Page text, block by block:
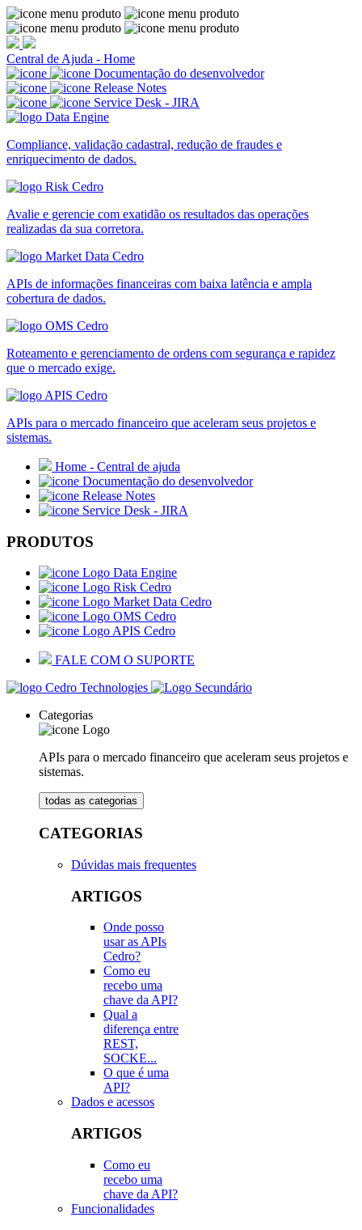
Central de Ajuda - Home
Documentação do desenvolvedor
Release Notes
Service Desk - JIRA
Compliance, validação cadastral, redução de fraudes e
enriquecimento de dados.
Avalie e gerencie com exatidão os resultados das operações
realizadas da sua corretora.
APIs de informações financeiras com baixa latência e ampla
cobertura de dados.
Roteamento e gerenciamento de ordens com segurança e rapidez
que o mercado exige.
APIs para o mercado financeiro que aceleram seus projetos e
sistemas.
Home - Central de ajuda
Documentação do desenvolvedor
Release Notes
Service Desk - JIRA
PRODUTOS
Data Engine
Risk Cedro
Market Data Cedro
OMS Cedro
APIS Cedro
FALE COM O SUPORTE
Categorias
APIs para o mercado financeiro que aceleram seus projetos e
sistemas.
todas as categorias
CATEGORIAS
Dúvidas mais frequentes
ARTIGOS
Onde posso
usar as APIs
Cedro?
Como eu
recebo uma
chave da API?
Qual a
diferença entre
REST,
SOCKE...
O que é uma
API?
Dados e acessos
ARTIGOS
Como eu
recebo uma
chave da API?
Funcionalidades